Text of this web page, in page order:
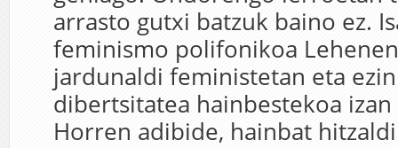
arrasto gutxi batzuk baino ez.
feminismo polifonikoa
jardunaldi feministetan eta
dibertsitatea hainbestekoa
Horren adibide, hainbat